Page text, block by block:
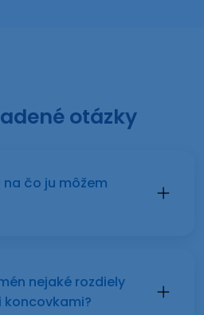
otázky
čo ju môžem
nejaké rozdiely